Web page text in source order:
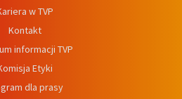
w TVP
Kontakt
informacji TVP
Etyki
dla prasy